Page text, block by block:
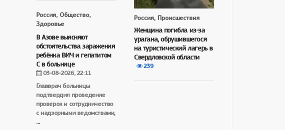
Россия, Общество,
Здоровье
В Азове выясняют
обстоятельства заражения
ребёнка ВИЧ и гепатитом
С в больнице
03-08-2026, 22:11
Главврач больницы
подтвердил проведение
проверок и сотрудничество
с надзорными ведомствами,
...
Россия, Происшествия
Женщина погибла из-за
урагана, обрушившегося
на туристический лагерь в
Свердловской области
239